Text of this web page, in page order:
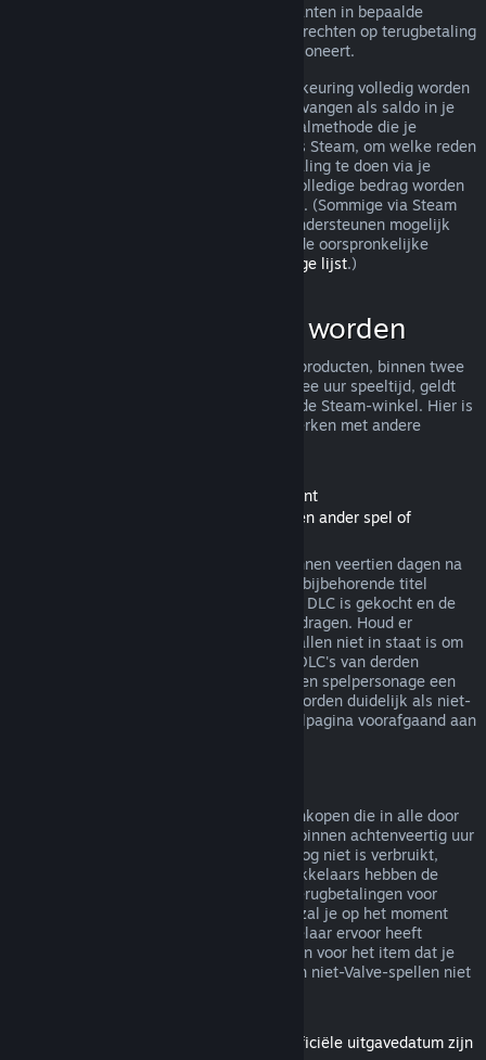
terugbetaling toch worden behandeld. Klanten in bepaalde
jurisdicties hebben mogelijk aanvullende rechten op terugbetaling
wanneer het spel niet naar behoren functioneert.
Je aankoop zal binnen een week na goedkeuring volledig worden
terugbetaald. Je zult de terugbetaling ontvangen als saldo in je
Steam-portemonnee of via dezelfde betaalmethode die je
gebruikt hebt om de aankoop te doen. Als Steam, om welke reden
dan ook, niet in staat is om een terugbetaling te doen via je
oorspronkelijke betaalmethode, zal het volledige bedrag worden
bijgeschreven aan je Steam-portemonnee. (Sommige via Steam
beschikbare betaalmethoden in je land ondersteunen mogelijk
geen terugbetaling van een aankoop via de oorspronkelijke
Klik hier voor een volledige lijst.)
Wat kan terugbetaald worden
Het aanbod tot terugbetaling van Steam-producten, binnen twee
weken na aankoop en met minder dan twee uur speeltijd, geldt
voor spellen en softwaretoepassingen in de Steam-winkel. Hier is
een overzicht van hoe terugbetalingen werken met andere
Terugbetalingen van Downloadable Content
(Steam-winkelinhoud bruikbaar binnen een ander spel of
In de Steam-winkel gekochte DLC kan binnen veertien dagen na
aankoop worden terugbetaald, zolang de bijbehorende titel
minder dan twee uur gespeeld is sinds de DLC is gekocht en de
DLC niet is verbruikt, gewijzigd of overgedragen. Houd er
rekening mee dat Steam in sommige gevallen niet in staat is om
terugbetalingen te doen voor een aantal DLC's van derden
(bijvoorbeeld als de DLC onomkeerbaar een spelpersonage een
level laat stijgen). Deze uitzonderingen worden duidelijk als niet-
terugbetaalbaar gemarkeerd op de winkelpagina voorafgaand aan
Steam biedt terugbetalingen aan voor aankopen die in alle door
Valve ontwikkelde spellen zijn gemaakt, binnen achtenveertig uur
na aankoop, zolang het item in het spel nog niet is verbruikt,
gewijzigd of overgedragen. Andere ontwikkelaars hebben de
mogelijkheid op deze voorwaarden ook terugbetalingen voor
items in hun spel in te schakelen. Steam zal je op het moment
van aankoop vertellen of de spelontwikkelaar ervoor heeft
gekozen om terugbetalingen aan te bieden voor het item dat je
koopt. Anders zijn aankopen in het spel in niet-Valve-spellen niet
Terugbetalingen voor titels die vóór de officiële uitgavedatum zijn